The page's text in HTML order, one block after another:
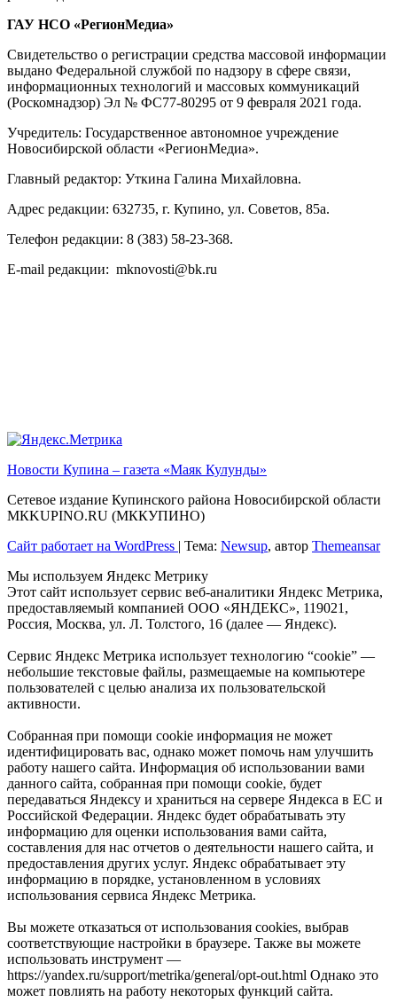
ГАУ НСО «РегионМедиа»
Свидетельство о регистрации средства массовой информации
выдано Федеральной службой по надзору в сфере связи,
информационных технологий и массовых коммуникаций
(Роскомнадзор) Эл № ФС77-80295 от 9 февраля 2021 года.
Учредитель: Государственное автономное учреждение
Новосибирской области «РегионМедиа».
Главный редактор: Уткина Галина Михайловна.
Адрес редакции: 632735, г. Купино, ул. Советов, 85а.
Телефон редакции: 8 (383) 58-23-368.
E-mail редакции: mknovosti@bk.ru
Новости Купина – газета «Маяк Кулунды»
Сетевое издание Купинского района Новосибирской области
МКKUPINO.RU (МККУПИНО)
Сайт работает на WordPress
Тема: Newsup, автор Themeansar
Мы используем Яндекс Метрику
Этот сайт использует сервис веб-аналитики Яндекс Метрика,
предоставляемый компанией ООО «ЯНДЕКС», 119021,
Россия, Москва, ул. Л. Толстого, 16 (далее — Яндекс).
Сервис Яндекс Метрика использует технологию “cookie” —
небольшие текстовые файлы, размещаемые на компьютере
пользователей с целью анализа их пользовательской
активности.
Собранная при помощи cookie информация не может
идентифицировать вас, однако может помочь нам улучшить
работу нашего сайта. Информация об использовании вами
данного сайта, собранная при помощи cookie, будет
передаваться Яндексу и храниться на сервере Яндекса в ЕС и
Российской Федерации. Яндекс будет обрабатывать эту
информацию для оценки использования вами сайта,
составления для нас отчетов о деятельности нашего сайта, и
предоставления других услуг. Яндекс обрабатывает эту
информацию в порядке, установленном в условиях
использования сервиса Яндекс Метрика.
Вы можете отказаться от использования cookies, выбрав
соответствующие настройки в браузере. Также вы можете
использовать инструмент —
https://yandex.ru/support/metrika/general/opt-out.html Однако это
может повлиять на работу некоторых функций сайта.